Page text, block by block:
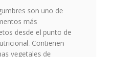
son uno de
más
desde el punto de
Contienen
vegetales de